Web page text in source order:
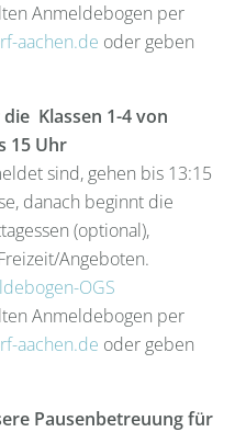
Anmeldebogen per
aachen.de oder geben
Klassen 1-4 von
15 Uhr
sind, gehen bis 13:15
danach beginnt die
(optional),
Angeboten.
OGS
Anmeldebogen per
aachen.de oder geben
Pausenbetreuung für